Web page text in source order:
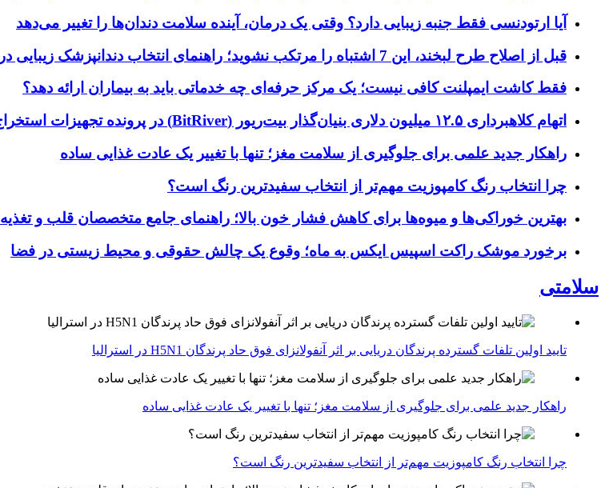
آیا ارتودنسی فقط جنبه زیبایی دارد؟ وقتی یک درمان، آینده سلامت دندان‌ها را تغییر می‌دهد
قبل از اصلاح طرح لبخند، این 7 اشتباه را مرتکب نشوید؛ راهنمای انتخاب دندانپزشک زیبایی در کرج
فقط کاشت ایمپلنت کافی نیست؛ یک مرکز حرفه‌ای چه خدماتی باید به بیماران ارائه دهد؟
اتهام کلاهبرداری ۱۲.۵ میلیون دلاری بنیان‌گذار بیت‌ریور (BitRiver) در پرونده تجهیزات استخراج رمزارز
راهکار جدید علمی برای جلوگیری از سلامت مغز؛ تنها با تغییر یک عادت غذایی ساده
چرا انتخاب رنگ کامپوزیت مهم‌تر از انتخاب سفیدترین رنگ است؟
بهترین خوراکی‌ها و میوه‌ها برای کاهش فشار خون بالا؛ راهنمای جامع متخصصان قلب و تغذیه
برخورد موشک راکت اسپیس ایکس به ماه؛ وقوع یک چالش حقوقی و محیط زیستی در فضا
سلامتی
تایید اولین تلفات گسترده پرندگان دریایی بر اثر آنفولانزای فوق حاد پرندگان H5N1 در استرالیا
راهکار جدید علمی برای جلوگیری از سلامت مغز؛ تنها با تغییر یک عادت غذایی ساده
چرا انتخاب رنگ کامپوزیت مهم‌تر از انتخاب سفیدترین رنگ است؟